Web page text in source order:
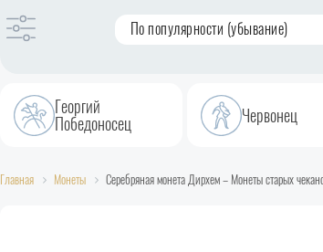
По популярности (убывание)
Георгий
Победоносец Червонец
Главная Монеты Серебряная монета Дирхем – Монеты старых